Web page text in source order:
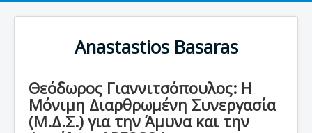
Anastastios Basaras
Θεόδωρος Γιαννιτσόπουλος: Η
Μόνιμη Διαρθρωμένη Συνεργασία
(Μ.Δ.Σ.) για την Άμυνα και την